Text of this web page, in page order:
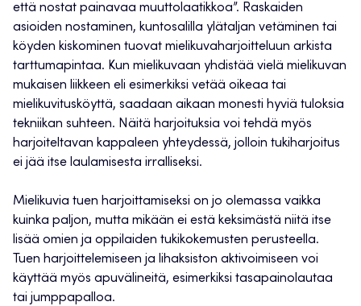
että nostat painavaa muuttolaatikkoa”. Raskaiden
asioiden nostaminen, kuntosalilla ylätaljan vetäminen tai
köyden kiskominen tuovat mielikuvaharjoitteluun arkista
tarttumapintaa. Kun mielikuvaan yhdistää vielä mielikuvan
mukaisen liikkeen eli esimerkiksi vetää oikeaa tai
mielikuvitusköyttä, saadaan aikaan monesti hyviä tuloksia
tekniikan suhteen. Näitä harjoituksia voi tehdä myös
harjoiteltavan kappaleen yhteydessä, jolloin tukiharjoitus
ei jää itse laulamisesta irralliseksi.
Mielikuvia tuen harjoittamiseksi on jo olemassa vaikka
kuinka paljon, mutta mikään ei estä keksimästä niitä itse
lisää omien ja oppilaiden tukikokemusten perusteella.
Tuen harjoittelemiseen ja lihaksiston aktivoimiseen voi
käyttää myös apuvälineitä, esimerkiksi tasapainolautaa
tai jumppapalloa.